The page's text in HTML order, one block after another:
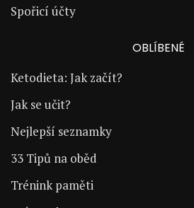
Spořicí účty
OBLÍBENÉ
Ketodieta: Jak začít?
Jak se učit?
Nejlepší seznamky
33 Tipů na oběd
Trénink paměti